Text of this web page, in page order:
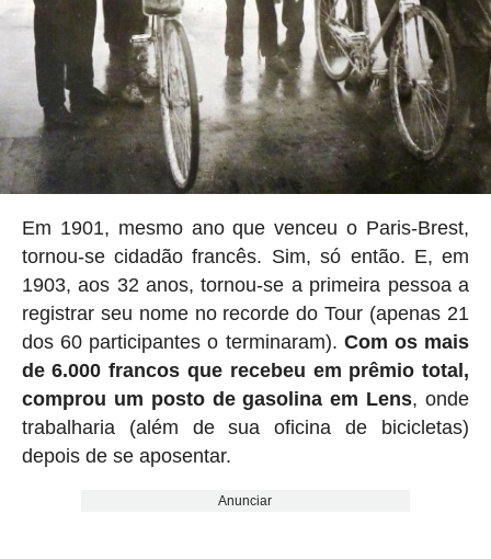
Em 1901, mesmo ano que venceu o Paris-Brest,
tornou-se cidadão francês. Sim, só então. E, em
1903, aos 32 anos, tornou-se a primeira pessoa a
registrar seu nome no recorde do Tour (apenas 21
dos 60 participantes o terminaram). Com os mais
de 6.000 francos que recebeu em prêmio total,
comprou um posto de gasolina em Lens, onde
trabalharia (além de sua oficina de bicicletas)
depois de se aposentar.
Anunciar